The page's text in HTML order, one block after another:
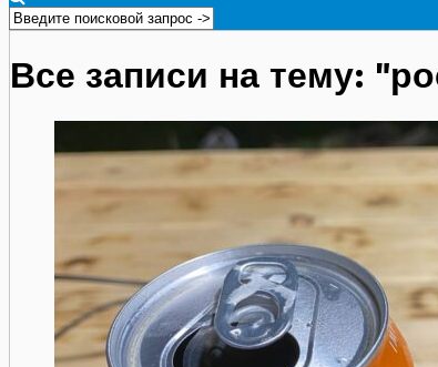
Все записи на тему: